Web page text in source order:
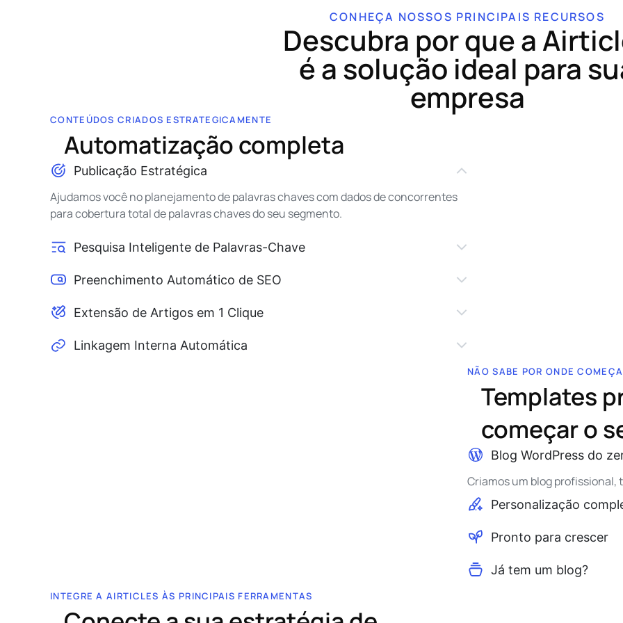
CONHEÇA NOSSOS PRINCIPAIS RECURSOS
Descubra por que a
é a solução ideal para
empresa
CONTEÚDOS CRIADOS ESTRATEGICAMENTE
Automatização completa
Publicação Estratégica
Ajudamos você no planejamento de palavras chaves com dados de concorrentes
para cobertura total de palavras chaves do seu segmento.
Pesquisa Inteligente de Palavras-Chave
Preenchimento Automático de SEO
Extensão de Artigos em 1 Clique
Linkagem Interna Automática
NÃO SABE POR ONDE
Templates
começar o
Blog WordPress do
Criamos um blog profissional,
Personalização
Pronto para crescer
Já tem um blog?
INTEGRE A AIRTICLES ÀS PRINCIPAIS FERRAMENTAS